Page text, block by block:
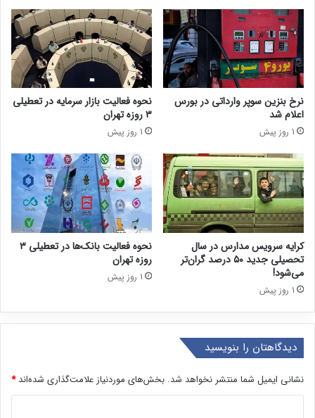
نرخ بنزین سوپر وارداتی در بورس
اعلام شد
1 روز پیش
نحوه فعالیت بازار سرمایه در تعطیلی
۳ روزه تهران
1 روز پیش
کرایه سرویس مدارس در سال
تحصیلی جدید ۵۰ درصد گران‌تر
می‌شود!
1 روز پیش
نحوه فعالیت بانک‌ها در تعطیلی ۳
روزه تهران
1 روز پیش
دیدگاهتان را بنویسید
نشانی ایمیل شما منتشر نخواهد شد. بخش‌های موردنیاز علامت‌گذاری شده‌اند*